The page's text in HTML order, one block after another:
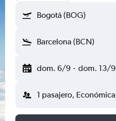
Bogotá (BOG)
Barcelona (BCN)
dom. 6/9 - dom. 13/9
1 pasajero, Económica